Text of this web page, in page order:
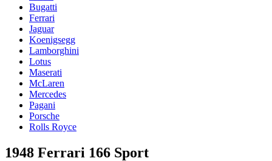
Bugatti
Ferrari
Jaguar
Koenigsegg
Lamborghini
Lotus
Maserati
McLaren
Mercedes
Pagani
Porsche
Rolls Royce
1948 Ferrari 166 Sport